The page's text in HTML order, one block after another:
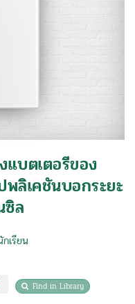
บตเตอรีของ
ลิเคชันบอกระยะ
ซิล
เรียน
Find in Library